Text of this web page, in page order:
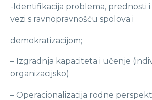
-Identifikacija problema, prednosti
vezi s ravnopravnošću spolova i
demokratizacijom;
– Izgradnja kapaciteta i učenje
organizacijsko)
– Operacionalizacija rodne